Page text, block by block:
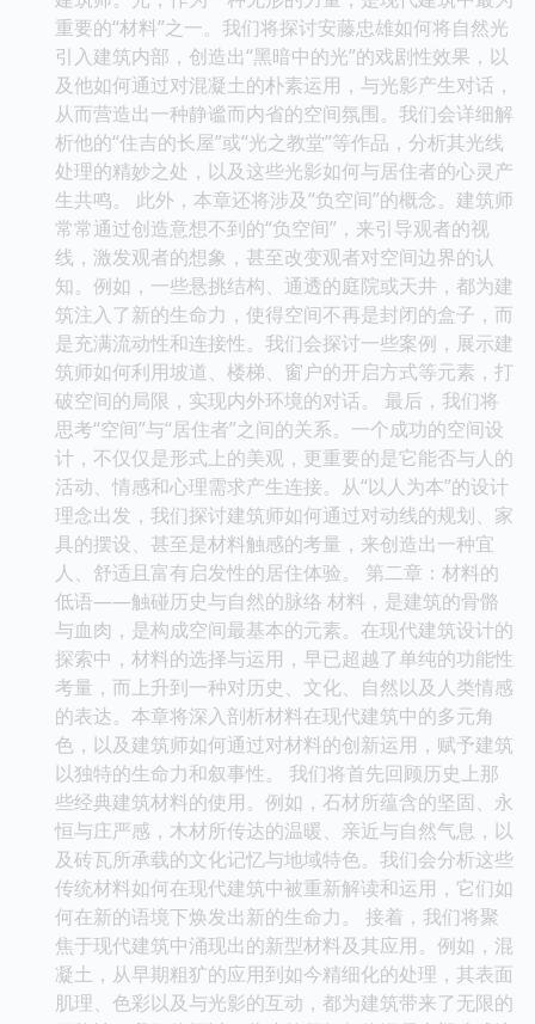
重要的“材料”之一。我们将探讨安藤忠雄如何将自然光
引入建筑内部，创造出“黑暗中的光”的戏剧性效果，以
及他如何通过对混凝土的朴素运用，与光影产生对话，
从而营造出一种静谧而内省的空间氛围。我们会详细解
析他的“住吉的长屋”或“光之教堂”等作品，分析其光线
处理的精妙之处，以及这些光影如何与居住者的心灵产
生共鸣。 此外，本章还将涉及“负空间”的概念。建筑师
常常通过创造意想不到的“负空间”，来引导观者的视
线，激发观者的想象，甚至改变观者对空间边界的认
知。例如，一些悬挑结构、通透的庭院或天井，都为建
筑注入了新的生命力，使得空间不再是封闭的盒子，而
是充满流动性和连接性。我们会探讨一些案例，展示建
筑师如何利用坡道、楼梯、窗户的开启方式等元素，打
破空间的局限，实现内外环境的对话。 最后，我们将
思考“空间”与“居住者”之间的关系。一个成功的空间设
计，不仅仅是形式上的美观，更重要的是它能否与人的
活动、情感和心理需求产生连接。从“以人为本”的设计
理念出发，我们探讨建筑师如何通过对动线的规划、家
具的摆设、甚至是材料触感的考量，来创造出一种宜
人、舒适且富有启发性的居住体验。 第二章：材料的
低语——触碰历史与自然的脉络 材料，是建筑的骨骼
与血肉，是构成空间最基本的元素。在现代建筑设计的
探索中，材料的选择与运用，早已超越了单纯的功能性
考量，而上升到一种对历史、文化、自然以及人类情感
的表达。本章将深入剖析材料在现代建筑中的多元角
色，以及建筑师如何通过对材料的创新运用，赋予建筑
以独特的生命力和叙事性。 我们将首先回顾历史上那
些经典建筑材料的使用。例如，石材所蕴含的坚固、永
恒与庄严感，木材所传达的温暖、亲近与自然气息，以
及砖瓦所承载的文化记忆与地域特色。我们会分析这些
传统材料如何在现代建筑中被重新解读和运用，它们如
何在新的语境下焕发出新的生命力。 接着，我们将聚
焦于现代建筑中涌现出的新型材料及其应用。例如，混
凝土，从早期粗犷的应用到如今精细化的处理，其表面
肌理、色彩以及与光影的互动，都为建筑带来了无限的